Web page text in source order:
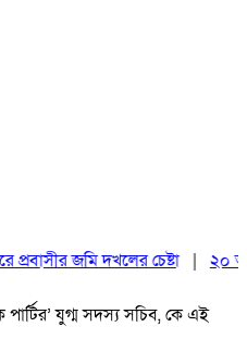
জমি দখলের চেষ্টা| ২০
পার্টির’ যুগ্ম সদস্য সচিব, কে এই